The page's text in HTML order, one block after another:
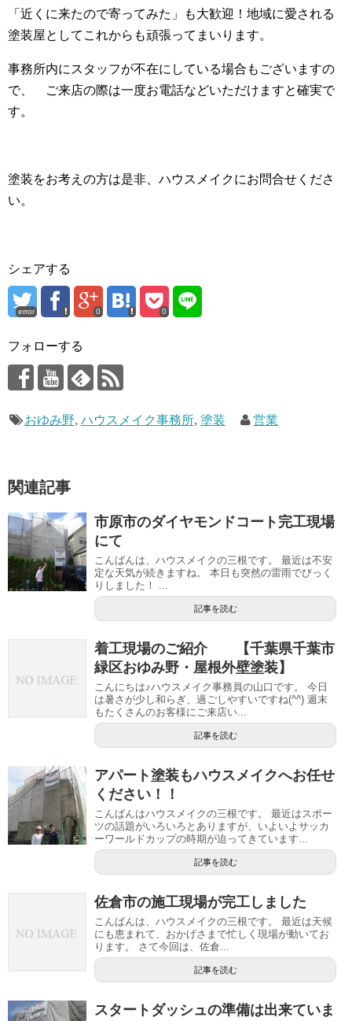
「近くに来たので寄ってみた」も大歓迎！地域に愛される
塗装屋としてこれからも頑張ってまいります。
事務所内にスタッフが不在にしている場合もございますの
で、 ご来店の際は一度お電話などいただけますと確実で
す。
塗装をお考えの方は是非、ハウスメイクにお問合せくださ
い。
シェアする
error 0 0
フォローする
おゆみ野, ハウスメイク事務所, 塗装 営業
関連記事
市原市のダイヤモンドコート完工現場
にて
こんばんは、ハウスメイクの三根です。 最近は不安
定な天気が続きますね。 本日も突然の雷雨でびっく
りしました！ ...
記事を読む
着工現場のご紹介 【千葉県千葉市
緑区おゆみ野・屋根外壁塗装】
こんにちは♪ハウスメイク事務員の山口です。 今日
は暑さが少し和らぎ、過ごしやすいですね(^^) 週末
もたくさんのお客様にご来店い...
記事を読む
アパート塗装もハウスメイクへお任せ
ください！！
こんばんはハウスメイクの三根です。 最近はスポー
ツの話題がいろいろとありますが、いよいよサッカ
ーワールドカップの時期が迫ってきています...
記事を読む
佐倉市の施工現場が完工しました
こんばんは、ハウスメイクの三根です。 最近は天候
にも恵まれて、おかげさまで忙しく現場が動いてお
ります。 さて今回は、佐倉...
記事を読む
スタートダッシュの準備は出来ていま